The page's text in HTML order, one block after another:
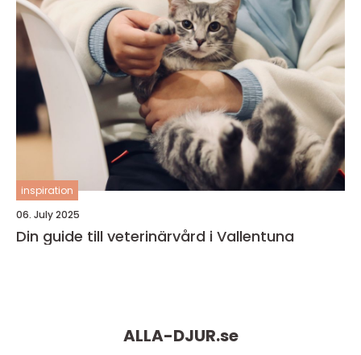
inspiration
06. July 2025
Din guide till veterinärvård i Vallentuna
ALLA-DJUR.se